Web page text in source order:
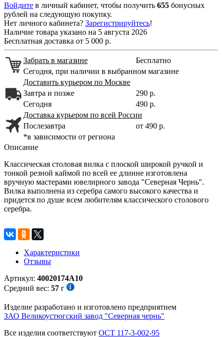
Войдите в личный кабинет, чтобы получить 655 бонусных
рублей на следующую покупку.
Нет личного кабинета? Зарегистрируйтесь!
Наличие товара указано на 5 августа 2026
Бесплатная доставка от 5 000 р.
Забрать в магазине
Бесплатно
Сегодня, при наличии в выбранном магазине
Доставить курьером по Москве
Завтра и позже
290 р.
Сегодня
490 р.
Доставка курьером по всей России
Послезавтра
от 490 р.
*в зависимости от региона
Описание
Классическая столовая вилка с плоской широкой ручкой и
тонкой резной каймой по всей ее длинне изготовлена
вручную мастерами ювелирного завода "Северная Чернь".
Вилка выполнена из серебра самого высокого качества и
придется по душе всем любителям классического столового
серебра.
Характеристики
Отзывы
Артикул: 40020174А10
Средний вес: 57 г
Изделие разработано и изготовлено предприятием
ЗАО Великоустюгский завод "Северная чернь"
Все изделия соответствуют ОСТ 117-3-002-95